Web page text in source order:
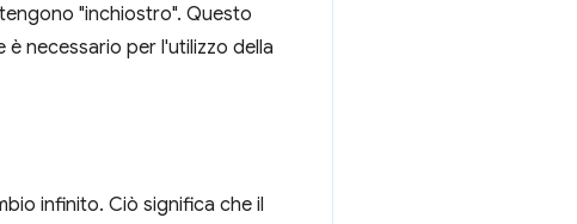
"inchiostro". Questo
necessario per l'utilizzo della
infinito. Ciò significa che il